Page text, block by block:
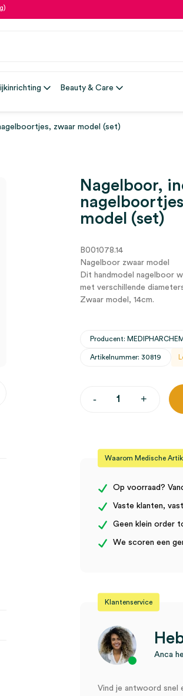
Beauty & Care
zwaar model (set)
Nagelboor,
model (set)
B001078.14
Nagelboor zwaar model
Dit handmodel nagelboor
met verschillende
Zwaar model, 14cm.
Producent: MEDIPHARCHEM
Artikelnummer: 30819
-Nagelboor,
model
(set)
aantal
+
Waarom Medische
Op voorraad?
Vaste klanten,
Geen klein order
We scoren een
Klantenservice
Anca
Vind je antwoord snel